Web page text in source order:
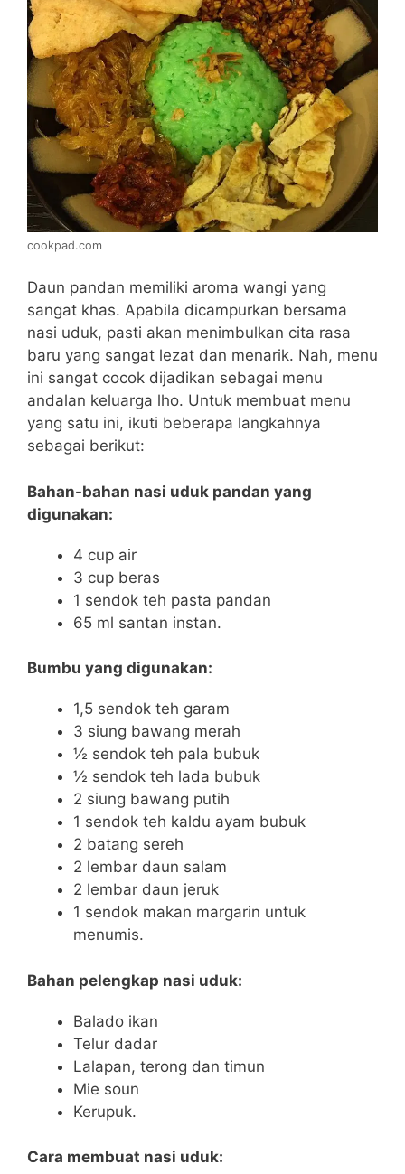
cookpad.com
Daun pandan memiliki aroma wangi yang
sangat khas. Apabila dicampurkan bersama
nasi uduk, pasti akan menimbulkan cita rasa
baru yang sangat lezat dan menarik. Nah, menu
ini sangat cocok dijadikan sebagai menu
andalan keluarga lho. Untuk membuat menu
yang satu ini, ikuti beberapa langkahnya
sebagai berikut:
Bahan-bahan nasi uduk pandan yang
digunakan:
4 cup air
3 cup beras
1 sendok teh pasta pandan
65 ml santan instan.
Bumbu yang digunakan:
1,5 sendok teh garam
3 siung bawang merah
½ sendok teh pala bubuk
½ sendok teh lada bubuk
2 siung bawang putih
1 sendok teh kaldu ayam bubuk
2 batang sereh
2 lembar daun salam
2 lembar daun jeruk
1 sendok makan margarin untuk
menumis.
Bahan pelengkap nasi uduk:
Balado ikan
Telur dadar
Lalapan, terong dan timun
Mie soun
Kerupuk.
Cara membuat nasi uduk: